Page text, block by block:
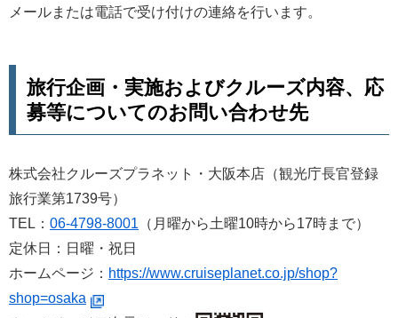
メールまたは電話で受け付けの連絡を行います。
旅行企画・実施およびクルーズ内容、応
募等についてのお問い合わせ先
株式会社クルーズプラネット・大阪本店（観光庁長官登録
旅行業第1739号）
TEL： 06-4798-8001 （月曜から土曜10時から17時まで）
定休日：日曜・祝日
ホームページ： https://www.cruiseplanet.co.jp/shop?
shop=osaka